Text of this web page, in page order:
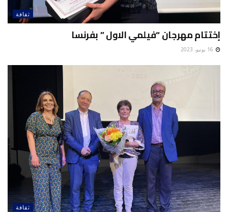
ثقافة
إختتام مهرجان “فيلمي الاول ” بفرنسا
ثقافة